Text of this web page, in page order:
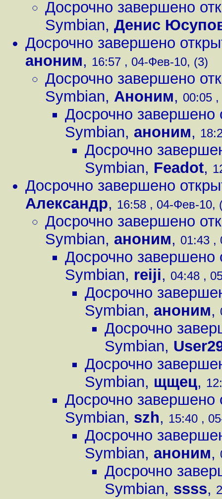
Досрочно завершено
Symbian, Денис
Досрочно завершено
аноним, 16:57 , 04-Фев-10, (3)
Досрочно завершено
Symbian, Аноним, 00:05
Досрочно завершено
Symbian, аноним,
Досрочно
Symbian, Feadot,
Досрочно завершено
Александр, 16:58 , 04-Фев-10,
Досрочно завершено
Symbian, аноним, 01:43 ,
Досрочно завершено
Symbian, reiji, 04:48 ,
Досрочно
Symbian, аноним,
Досрочно
Symbian,
Досрочно
Symbian, щщец,
Досрочно завершено
Symbian, szh, 15:40 ,
Досрочно
Symbian, аноним,
Досрочно
Symbian, ssss,